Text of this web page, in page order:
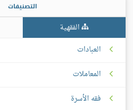
التصنيفات
الفقهية
العبادات
المعاملات
فقه الأسرة